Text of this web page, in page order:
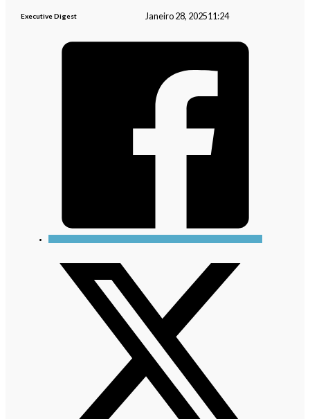
Executive Digest Janeiro 28, 202511:24